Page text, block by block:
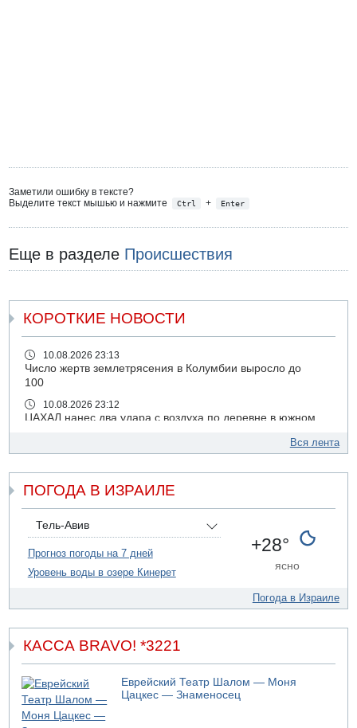
Заметили ошибку в тексте?
Выделите текст мышью и нажмите
Ctrl + Enter
Еще в разделе Происшествия
КОРОТКИЕ НОВОСТИ
10.08.2026 23:13
Число жертв землетрясения в Колумбии выросло до
100
10.08.2026 23:12
ЦАХАЛ нанес два удара с воздуха по деревне в южном
10.08.2026 19:30
человек
10.08.2026 18:58
58-летний мужчина тяжело ранен в ДТП на 31 шоссе у
перекрестка Лехавим
Об "исчезновении" Артема Кирпичёнка, сообщила
"Гаарец"а, вслед за 13 телеканалом
10.08.2026 17:31
900 дней со дня исчезновения Хайманут Касао: семья
требует от ШАБАК подключиться к розыскам девочки
Вся лента
ПОГОДА В ИЗРАИЛЕ
Тель-Авив
Прогноз погоды на 7 дней
Уровень воды в озере Кинерет
+28°
ясно
Погода в Израиле
КАССА BRAVO! *3221
Еврейский Театр Шалом — Моня
Цацкес — Знаменосец